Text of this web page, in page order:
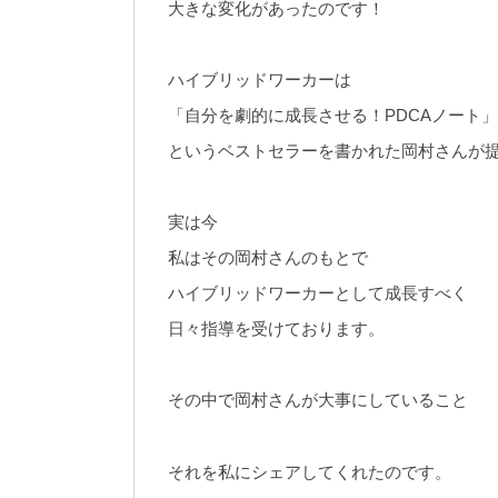
大きな変化があったのです！
ハイブリッドワーカーは
「自分を劇的に成長させる！PDCAノート」
というベストセラーを書かれた岡村さんが
実は今
私はその岡村さんのもとで
ハイブリッドワーカーとして成長すべく
日々指導を受けております。
その中で岡村さんが大事にしていること
それを私にシェアしてくれたのです。